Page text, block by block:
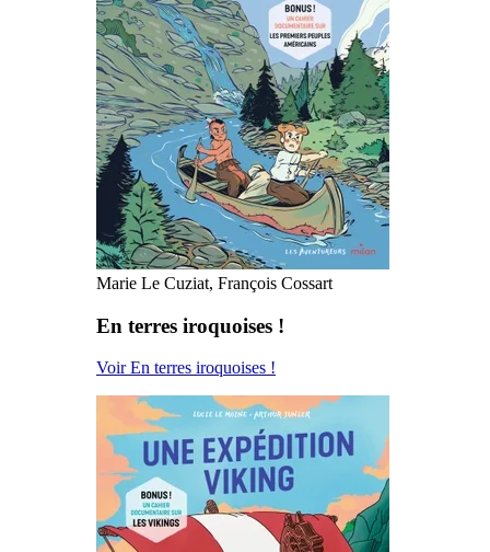
Marie Le Cuziat, François Cossart
En terres iroquoises !
Voir En terres iroquoises !